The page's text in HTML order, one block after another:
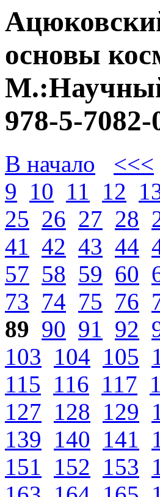
основы
978-5-7082-
В начало <<<
9 10 11 12
25 26 27 28
41 42 43 44
57 58 59 60
73 74 75 76
89 90 91 92
103 104 105
115 116 117
127 128 129
139 140 141
151
152 153